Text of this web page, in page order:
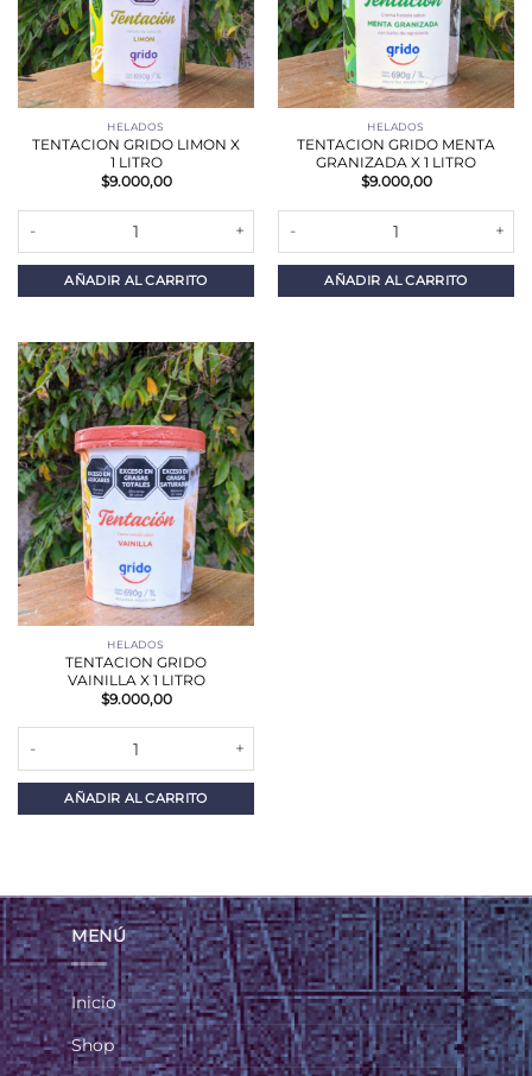
HELADOS
TENTACION GRIDO LIMON X
1 LITRO
$9.000,00
AÑADIR AL CARRITO
HELADOS
TENTACION GRIDO MENTA
GRANIZADA X 1 LITRO
$9.000,00
AÑADIR AL CARRITO
HELADOS
TENTACION GRIDO
VAINILLA X 1 LITRO
$9.000,00
AÑADIR AL CARRITO
MENÚ
Inicio
Shop